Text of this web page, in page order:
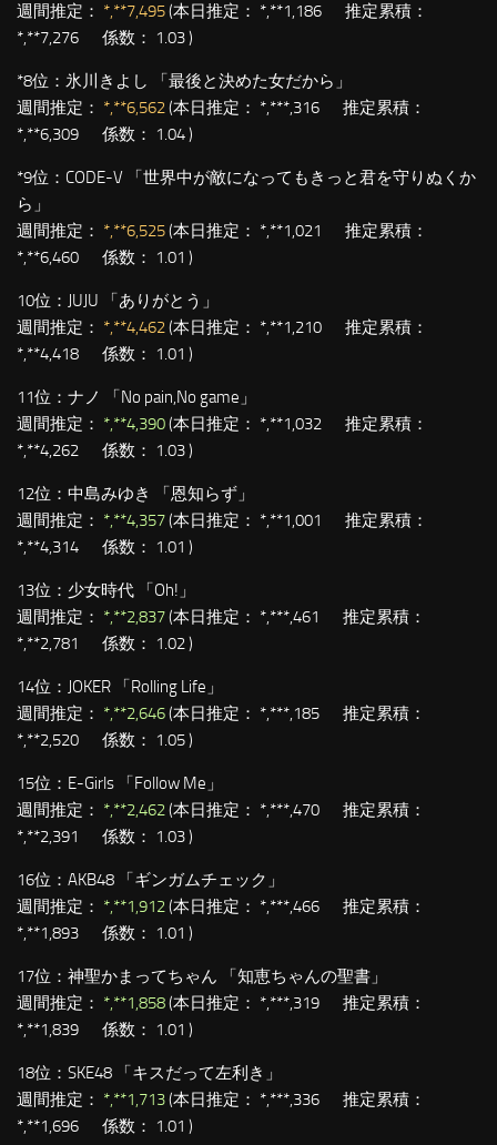
週間推定： *,**7,495(本日推定： *,**1,186 推定累積：
*,**7,276 係数： 1.03 )
*8位： 氷川きよし 「最後と決めた女だから」
週間推定： *,**6,562(本日推定： *,***,316 推定累積：
*,**6,309 係数： 1.04 )
*9位： CODE-V 「世界中が敵になってもきっと君を守りぬくか
ら」
週間推定： *,**6,525(本日推定： *,**1,021 推定累積：
*,**6,460 係数： 1.01 )
10位： JUJU 「ありがとう」
週間推定： *,**4,462(本日推定： *,**1,210 推定累積：
*,**4,418 係数： 1.01 )
11位： ナノ 「No pain,No game」
週間推定： *,**4,390(本日推定： *,**1,032 推定累積：
*,**4,262 係数： 1.03 )
12位： 中島みゆき 「恩知らず」
週間推定： *,**4,357(本日推定： *,**1,001 推定累積：
*,**4,314 係数： 1.01 )
13位： 少女時代 「Oh!」
週間推定： *,**2,837(本日推定： *,***,461 推定累積：
*,**2,781 係数： 1.02 )
14位： JOKER 「Rolling Life」
週間推定： *,**2,646(本日推定： *,***,185 推定累積：
*,**2,520 係数： 1.05 )
15位： E-Girls 「Follow Me」
週間推定： *,**2,462(本日推定： *,***,470 推定累積：
*,**2,391 係数： 1.03 )
16位： AKB48 「ギンガムチェック」
週間推定： *,**1,912(本日推定： *,***,466 推定累積：
*,**1,893 係数： 1.01 )
17位： 神聖かまってちゃん 「知恵ちゃんの聖書」
週間推定： *,**1,858(本日推定： *,***,319 推定累積：
*,**1,839 係数： 1.01 )
18位： SKE48 「キスだって左利き」
週間推定： *,**1,713(本日推定： *,***,336 推定累積：
*,**1,696 係数： 1.01 )